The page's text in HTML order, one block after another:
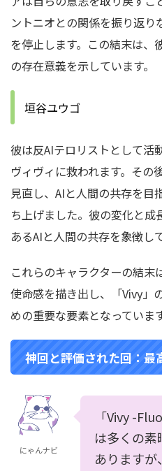
ントニオとの関係を振り返
を停止します。この結末は、
の存在意義を示しています。
垣谷ユウゴ
彼は反AIテロリストとして活
ヴィヴィに救われます。その
見直し、AIと人間の共存を目
ち上げました。彼の変化と
あるAIと人間の共存を象徴し
これらのキャラクターの結末
使命感を描き出し、「Vivy」
めの重要な要素となっています
神回と評価された回：最
にゃんナビ
「Vivy -
は多くの
あります